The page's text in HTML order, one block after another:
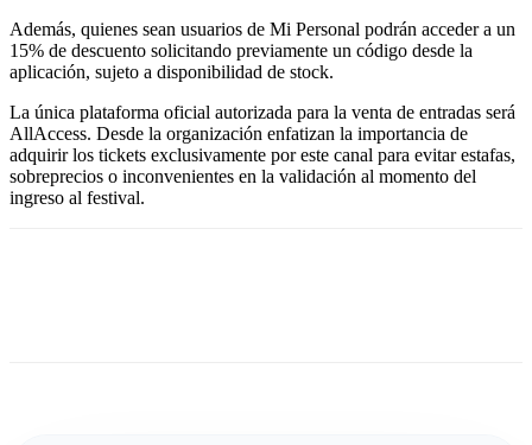
Además, quienes sean usuarios de Mi Personal podrán acceder a un
15% de descuento solicitando previamente un código desde la
aplicación, sujeto a disponibilidad de stock.
La única plataforma oficial autorizada para la venta de entradas será
AllAccess. Desde la organización enfatizan la importancia de
adquirir los tickets exclusivamente por este canal para evitar estafas,
sobreprecios o inconvenientes en la validación al momento del
ingreso al festival.